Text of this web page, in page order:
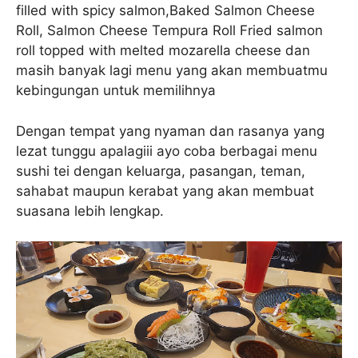
filled with spicy salmon,Baked Salmon Cheese
Roll, Salmon Cheese Tempura Roll Fried salmon
roll topped with melted mozarella cheese dan
masih banyak lagi menu yang akan membuatmu
kebingungan untuk memilihnya
Dengan tempat yang nyaman dan rasanya yang
lezat tunggu apalagiii ayo coba berbagai menu
sushi tei dengan keluarga, pasangan, teman,
sahabat maupun kerabat yang akan membuat
suasana lebih lengkap.